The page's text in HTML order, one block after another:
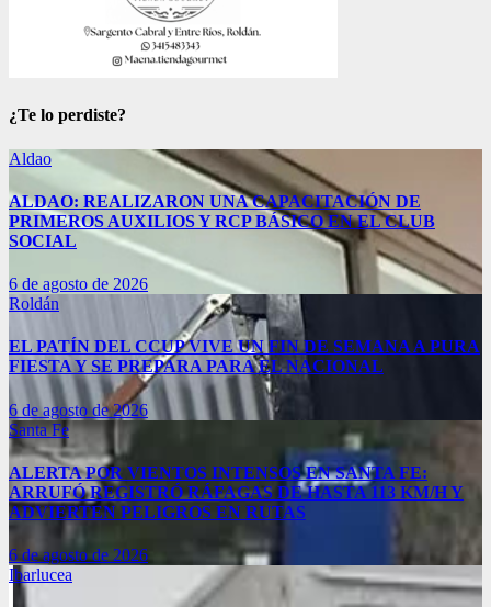
¿Te lo perdiste?
Aldao
ALDAO: REALIZARON UNA CAPACITACIÓN DE
PRIMEROS AUXILIOS Y RCP BÁSICO EN EL CLUB
SOCIAL
6 de agosto de 2026
Roldán
EL PATÍN DEL CCUP VIVE UN FIN DE SEMANA A PURA
FIESTA Y SE PREPARA PARA EL NACIONAL
6 de agosto de 2026
Santa Fe
ALERTA POR VIENTOS INTENSOS EN SANTA FE:
ARRUFÓ REGISTRÓ RÁFAGAS DE HASTA 113 KM/H Y
ADVIERTEN PELIGROS EN RUTAS
6 de agosto de 2026
Ibarlucea